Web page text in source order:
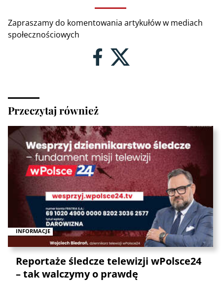
Zapraszamy do komentowania artykułów w mediach
społecznościowych
Przeczytaj również
INFORMACJE
Reportaże śledcze telewizji wPolsce24
– tak walczymy o prawdę